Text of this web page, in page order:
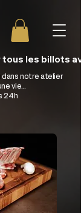
tous les
dans notre atelier
vie...
24h